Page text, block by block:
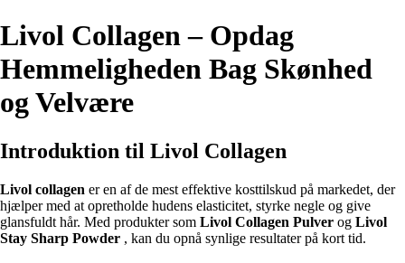
Livol Collagen – Opdag
Hemmeligheden Bag Skønhed
og Velvære
Introduktion til Livol Collagen
Livol collagen er en af de mest effektive kosttilskud på markedet, der
hjælper med at opretholde hudens elasticitet, styrke negle og give
glansfuldt hår. Med produkter som Livol Collagen Pulver og Livol
Stay Sharp Powder , kan du opnå synlige resultater på kort tid.